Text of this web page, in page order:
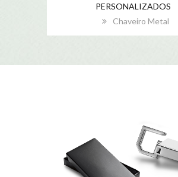
PERSONALIZADOS
Chaveiro Metal